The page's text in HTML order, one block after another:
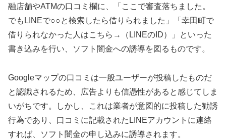
融店舗やATMの口コミ欄に、「ここで審査落ちました。
でもLINEで○○と検索したら借りられました」「幸田町で
借りられなかった人はこちら→（LINEのID）」といった
書き込みを行い、ソフト闇金への誘導を図るものです。
Googleマップの口コミは一般ユーザーが投稿したものだ
と認識されるため、広告よりも信憑性があると感じてしま
いがちです。しかし、これは業者が意図的に投稿した勧誘
行為であり、口コミに記載されたLINEアカウントに連絡
すれば、ソフト闇金の申し込みに誘導されます。